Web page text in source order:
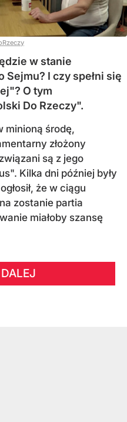
w stanie
I czy spełni się
O tym
Do Rzeczy".
minioną środę,
złożony
są z jego
Kilka dni później były
że w ciągu
zostanie partia
miałoby szansę